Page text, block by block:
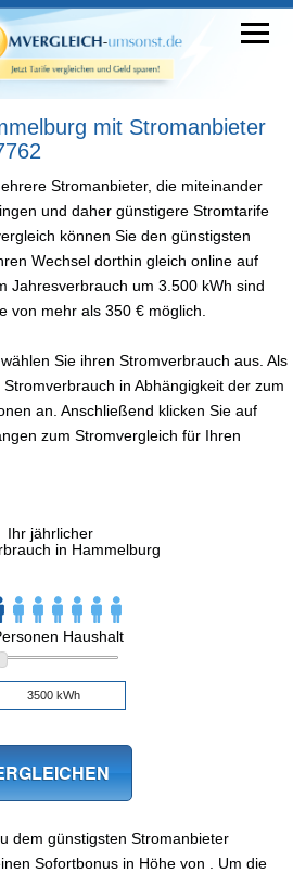
mit Stromanbieter
Stromanbieter, die miteinander
und daher günstigere Stromtarife
können Sie den günstigsten
Wechsel dorthin gleich online auf
Jahresverbrauch um 3.500 kWh sind
von mehr als 350 € möglich.
Sie ihren Stromverbrauch aus. Als
in Abhängigkeit der zum
an. Anschließend klicken Sie auf
zum Stromvergleich für Ihren
Ihr jährlicher
in Hammelburg
Haushalt
dem günstigsten Stromanbieter
Sofortbonus in Höhe von . Um die